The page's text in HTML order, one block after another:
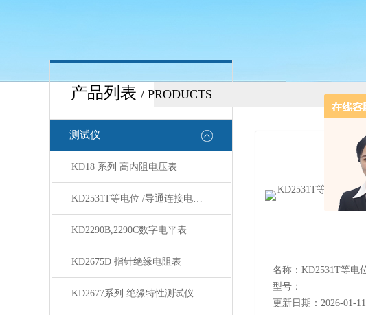
产品列表 / PRODUCTS
测试仪
KD18 系列 高内阻电压表
KD2531T等电位 /导通连接电阻测量仪
KD2290B,2290C数字电平表
KD2675D 指针绝缘电阻表
KD2677系列 绝缘特性测试仪
型号：
更新日期：2026-01-11